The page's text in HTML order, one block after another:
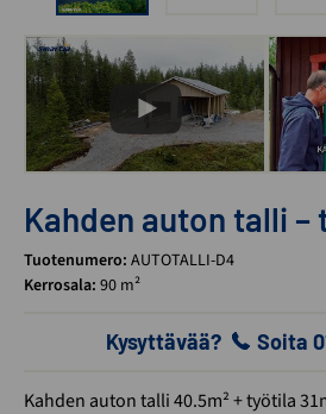
Kahden auton talli –
Tuotenumero: AUTOTALLI-D4
Kerrosala: 90 m²
Kysyttävää? Soita
Kahden auton talli 40.5m² + työtila